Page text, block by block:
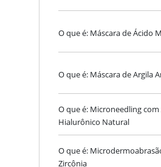
O que é: Máscara de Ácido
O que é: Máscara de Argila
O que é: Microneedling com
Hialurônico Natural
O que é:
Zircônia